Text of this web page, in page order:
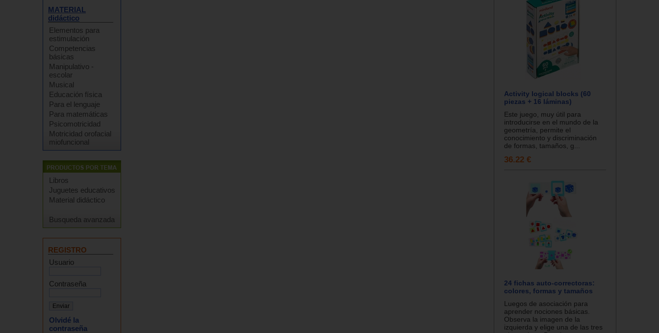
MATERIAL
didáctico
Elementos para
estimulación
Competencias
básicas
Manipulativo -
escolar
Musical
Educación física
Para el lenguaje
Para matemáticas
Psicomotricidad
Motricidad orofacial
miofuncional
Libros
Juguetes educativos
Material didáctico
Busqueda avanzada
REGISTRO
Usuario
Contraseña
Olvidé la
contraseña
Activity logical blocks (60
piezas + 16 láminas)
Este juego, muy útil para
introducirse en el mundo de la
geometría, permite el
conocimiento y discriminación
de formas, tamaños, g...
36.22 €
24 fichas auto-correctoras:
colores, formas y tamaños
Luegos de asociación para
aprender nociones básicas.
Observa la imagen de la
izquierda y elige una de las tres